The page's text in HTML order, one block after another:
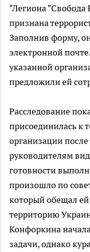
"Легиона "Свобода
признана
Заполнив форму,
электронной
указанной
предложили ей
Расследование
присоединилась к
организации после
руководителям
готовности
произошло по
который обещал ей
территорию
Конфоркина
задачи, однако